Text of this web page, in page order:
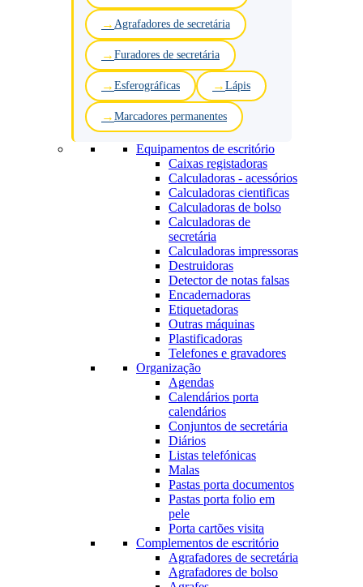
Agrafadores de secretária
Furadores de secretária
Esferográficas Lápis
Marcadores permanentes
Equipamentos de escritório
Caixas registadoras
Calculadoras - acessórios
Calculadoras cientificas
Calculadoras de bolso
Calculadoras de
secretária
Calculadoras impressoras
Destruidoras
Detector de notas falsas
Encadernadoras
Etiquetadoras
Outras máquinas
Plastificadoras
Telefones e gravadores
Organização
Agendas
Calendários porta
calendários
Conjuntos de secretária
Diários
Listas telefónicas
Malas
Pastas porta documentos
Pastas porta folio em
pele
Porta cartões visita
Complementos de escritório
Agrafadores de secretária
Agrafadores de bolso